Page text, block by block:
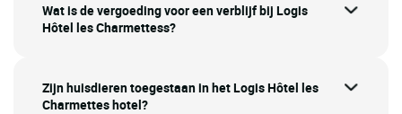
Wat is de vergoeding voor een verblijf bij Logis
Hôtel les Charmettess?
Zijn huisdieren toegestaan in het Logis Hôtel les
Charmettes hotel?